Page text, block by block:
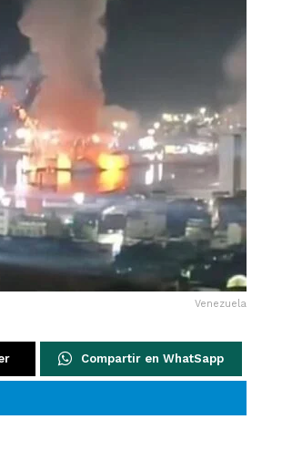
Venezuela
Compartir en WhatSapp